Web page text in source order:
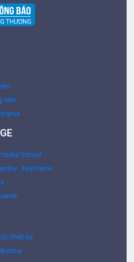
viên
School
. Keyframe
thiết kế